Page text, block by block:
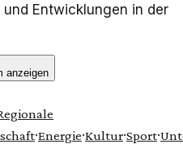
Entwicklungen in der
anzeigen
·Energie·Kultur·Sport·